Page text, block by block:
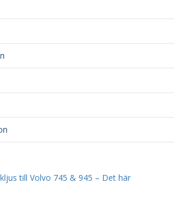
till Volvo 745 & 945 – Det här